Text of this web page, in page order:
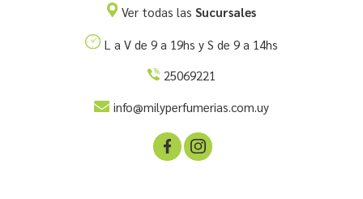
Ver todas las Sucursales
L a V de 9 a 19hs y S de 9 a 14hs
25069221
info@milyperfumerias.com.uy